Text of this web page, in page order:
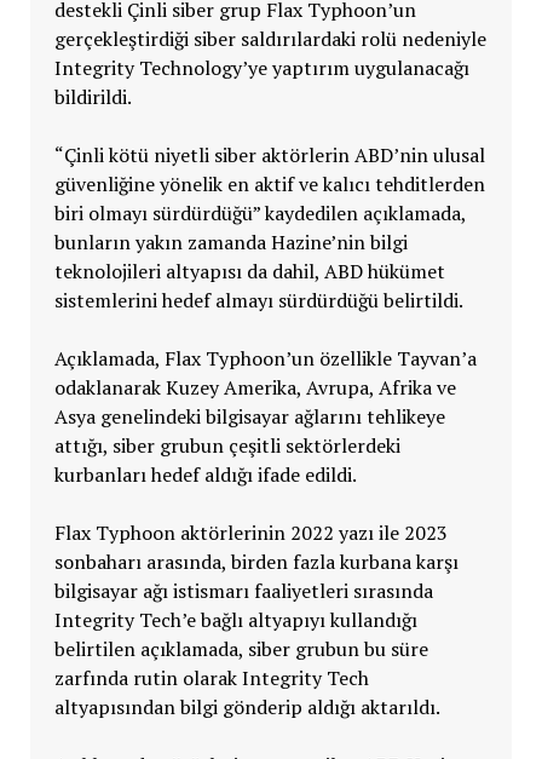
destekli Çinli siber grup Flax Typhoon’un
gerçekleştirdiği siber saldırılardaki rolü nedeniyle
Integrity Technology’ye yaptırım uygulanacağı
bildirildi.
“Çinli kötü niyetli siber aktörlerin ABD’nin ulusal
güvenliğine yönelik en aktif ve kalıcı tehditlerden
biri olmayı sürdürdüğü” kaydedilen açıklamada,
bunların yakın zamanda Hazine’nin bilgi
teknolojileri altyapısı da dahil, ABD hükümet
sistemlerini hedef almayı sürdürdüğü belirtildi.
Açıklamada, Flax Typhoon’un özellikle Tayvan’a
odaklanarak Kuzey Amerika, Avrupa, Afrika ve
Asya genelindeki bilgisayar ağlarını tehlikeye
attığı, siber grubun çeşitli sektörlerdeki
kurbanları hedef aldığı ifade edildi.
Flax Typhoon aktörlerinin 2022 yazı ile 2023
sonbaharı arasında, birden fazla kurbana karşı
bilgisayar ağı istismarı faaliyetleri sırasında
Integrity Tech’e bağlı altyapıyı kullandığı
belirtilen açıklamada, siber grubun bu süre
zarfında rutin olarak Integrity Tech
altyapısından bilgi gönderip aldığı aktarıldı.